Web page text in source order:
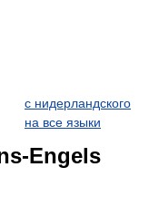
с нидерландского
на все языки
Engels